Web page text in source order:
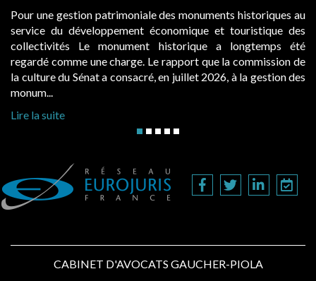
gestion patrimoniale des monuments historiques au
du développement économique et touristique des
Le monument historique a longtemps été
comme une charge. Le rapport que la commission de
du Sénat a consacré, en juillet 2026, à la gestion des
également
public,
CABINET D'AVOCATS GAUCHER-PIOLA